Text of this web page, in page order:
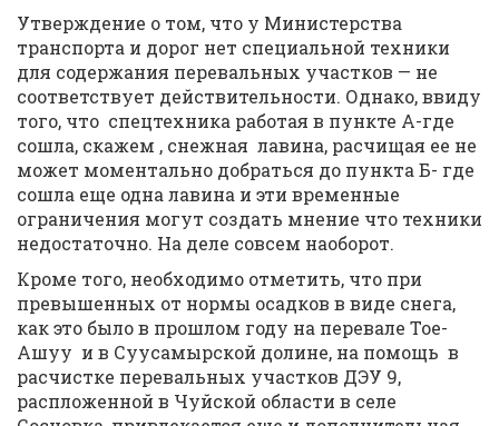
Утверждение о том, что у Министерства
транспорта и дорог нет специальной техники
для содержания перевальных участков — не
соответствует действительности. Однако, ввиду
того, что спецтехника работая в пункте А-где
сошла, скажем , снежная лавина, расчищая ее не
может моментально добраться до пункта Б- где
сошла еще одна лавина и эти временные
ограничения могут создать мнение что техники
недостаточно. На деле совсем наоборот.
Кроме того, необходимо отметить, что при
превышенных от нормы осадков в виде снега,
как это было в прошлом году на перевале Тое-
Ашуу и в Суусамырской долине, на помощь в
расчистке перевальных участков ДЭУ 9,
распложенной в Чуйской области в селе